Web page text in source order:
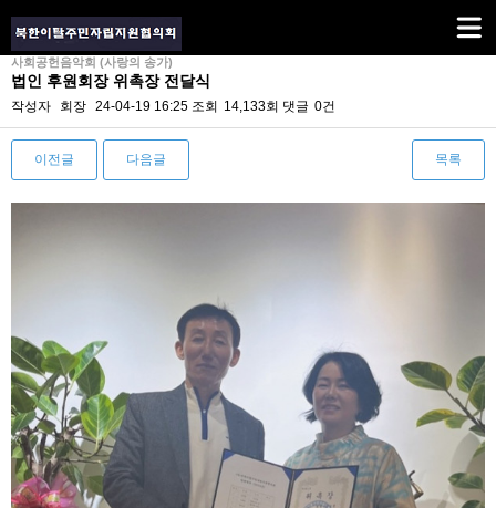
사회공헌음악회 (사랑의 송가)
법인 후원회장 위촉장 전달식
작성자 회장 24-04-19 16:25 조회 14,133회 댓글 0건
이전글 다음글 목록